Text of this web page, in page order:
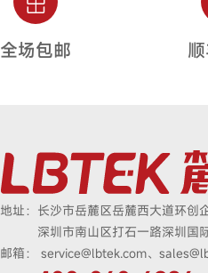
全场包邮
地址： 长沙市岳麓区岳麓西大道环创
深圳市南山区打石一路深圳国
邮箱： service@lbtek.com、